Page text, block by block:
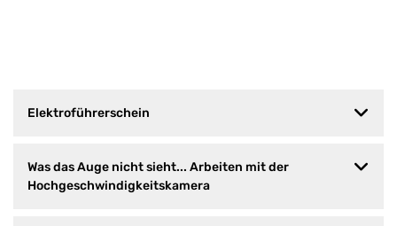
Elektroführerschein
Was das Auge nicht sieht... Arbeiten mit der
Hochgeschwindigkeitskamera